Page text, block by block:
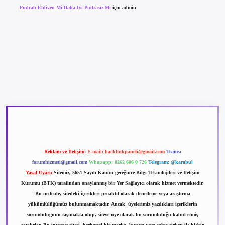
Pudralı Eldiven Mi Daha Iyi Pudrasız Mı için admin
Reklam ve İletişim: E-mail: backlinkpaneli@gmail.com Teams:
forumhizmeti@gmail.com Whatsapp: 0262 606 0 726 Telegram: @karabul
Yasal Uyarı: Sitemiz, 5651 Sayılı Kanun gereğince Bilgi Teknolojileri ve İletişim
Kurumu (BTK) tarafından onaylanmış bir Yer Sağlayıcı olarak hizmet vermektedir.
Bu nedenle, sitedeki içerikleri proaktif olarak denetleme veya araştırma
yükümlülüğümüz bulunmamaktadır. Ancak, üyelerimiz yazdıkları içeriklerin
sorumluluğunu taşımakta olup, siteye üye olarak bu sorumluluğu kabul etmiş